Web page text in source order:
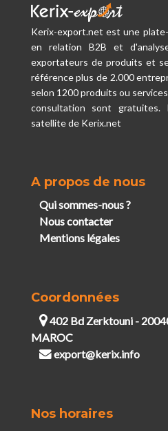
Kerix-export.net est une
en relation B2B et
exportateurs de produits et
référence plus de 2.000
selon 1200 produits ou
consultation sont gratuites.
satellite de Kerix.net
A propos de nous
Qui sommes-nous ?
Nous contacter
Mentions légales
Coordonnées
402 Bd Zerktouni -
MAROC
export@kerix.info
Nos horaires